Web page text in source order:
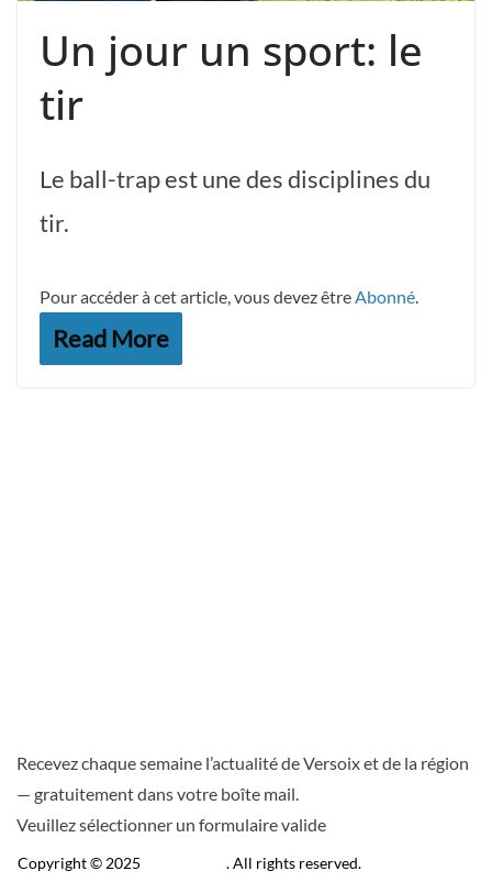
Un jour un sport: le
tir
Le ball-trap est une des disciplines du
tir.
Pour accéder à cet article, vous devez êtreAbonné.
Read More
Recevez chaque semaine l’actualité de Versoix et de la région
— gratuitement dans votre boîte mail.
Veuillez sélectionner un formulaire valide
Copyright © 2025
. All rights reserved.